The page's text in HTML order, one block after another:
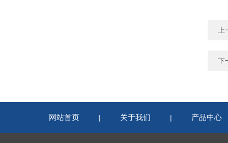
下
网站首页 | 关于我们 | 产品中心